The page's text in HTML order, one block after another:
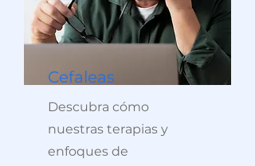
Cefaleas
Descubra cómo
nuestras terapias y
enfoques de